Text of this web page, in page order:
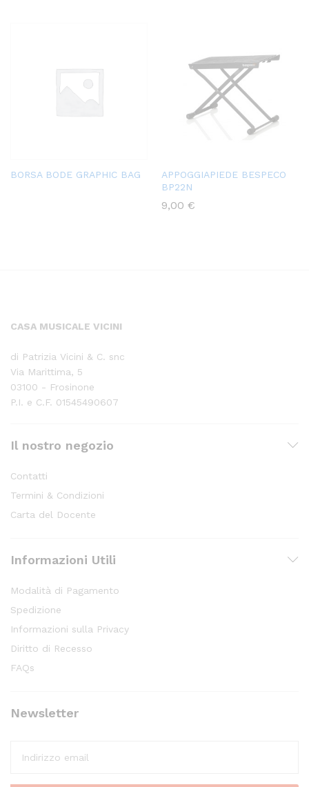
BORSA BODE GRAPHIC BAG
APPOGGIAPIEDE BESPECO
BP22N
9,00 €
CASA MUSICALE VICINI
di Patrizia Vicini & C. snc
Via Marittima, 5
03100 - Frosinone
P.I. e C.F. 01545490607
Il nostro negozio
Contatti
Termini & Condizioni
Carta del Docente
Informazioni Utili
Modalità di Pagamento
Spedizione
Informazioni sulla Privacy
Diritto di Recesso
FAQs
Newsletter